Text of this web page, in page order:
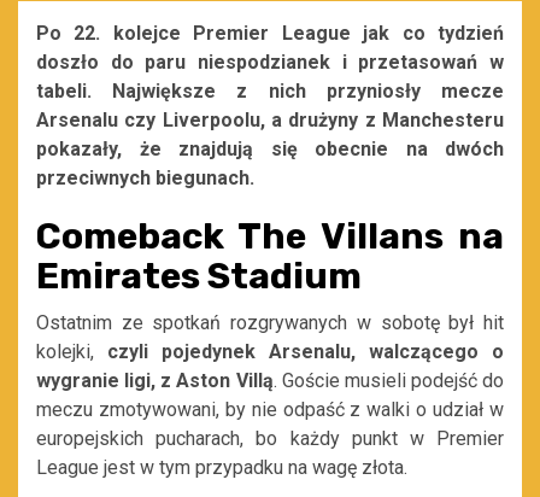
Po 22. kolejce Premier League jak co tydzień
doszło do paru niespodzianek i przetasowań w
tabeli. Największe z nich przyniosły mecze
Arsenalu czy Liverpoolu, a drużyny z Manchesteru
pokazały, że znajdują się obecnie na dwóch
przeciwnych biegunach.
Comeback The Villans na
Emirates Stadium
Ostatnim ze spotkań rozgrywanych w sobotę był hit
kolejki, czyli pojedynek Arsenalu, walczącego o
wygranie ligi, z Aston Villą. Goście musieli podejść do
meczu zmotywowani, by nie odpaść z walki o udział w
europejskich pucharach, bo każdy punkt w Premier
League jest w tym przypadku na wagę złota.